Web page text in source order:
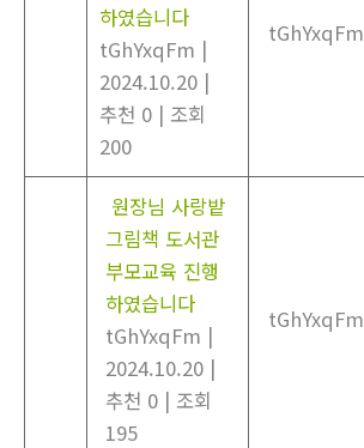
하였습니다
tGhYxqFm |
2024.10.20 |
추천 0 | 조회
200
tGhYxqFm
원장님 사랑밭
그림책 도서관
부모교육 진행
하였습니다
tGhYxqFm |
2024.10.20 |
추천 0 | 조회
195
tGhYxqFm